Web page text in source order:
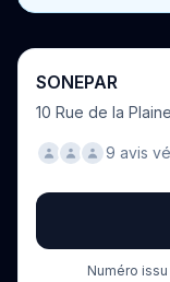
SONEPAR
10 Rue de la
9 avis
Numéro